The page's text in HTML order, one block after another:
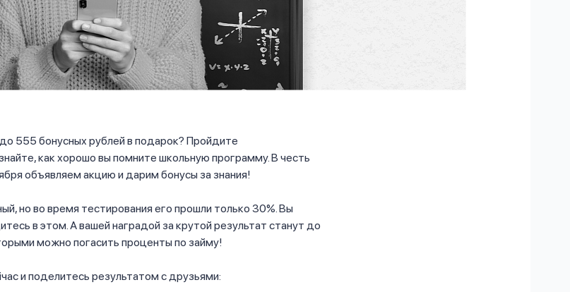
555 бонусных рублей в подарок? Пройдите
как хорошо вы помните школьную программу. В честь
объявляем акцию и дарим бонусы за знания!
но во время тестирования его прошли только 30%. Вы
в этом. А вашей наградой за крутой результат станут до
можно погасить проценты по займу!
и поделитесь результатом с друзьями: